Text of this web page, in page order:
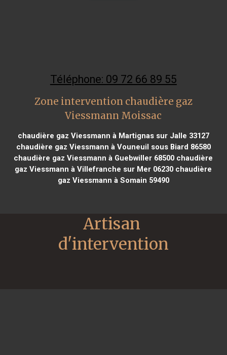
Téléphone: 09 72 66 89 55
Zone intervention chaudière gaz
Viessmann Moissac
chaudière gaz Viessmann à Martignas sur Jalle 33127
chaudière gaz Viessmann à Vouneuil sous Biard 86580
chaudière gaz Viessmann à Guebwiller 68500 chaudière
gaz Viessmann à Villefranche sur Mer 06230 chaudière
gaz Viessmann à Somain 59490
Artisan
d'intervention